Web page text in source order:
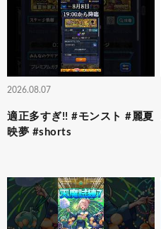
2026.08.07
適正多すぎ!! #モンスト #麗夏
映夢 #shorts